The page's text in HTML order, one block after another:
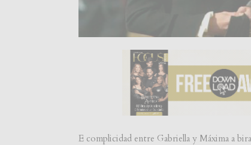
E complicidad entre Gabriella y Máxima a